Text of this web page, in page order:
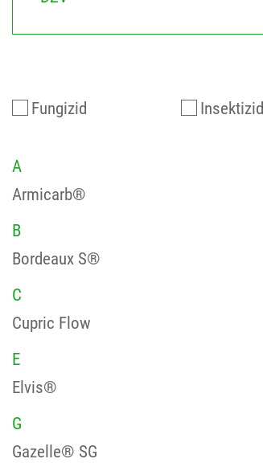
Fungizid Insektizid
A
Armicarb®
B
Bordeaux S®
C
Cupric Flow
E
Elvis®
G
Gazelle® SG